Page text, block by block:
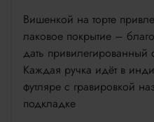
Вишенкой на торте
лаковое покрытие –
дать привилегированный
Каждая ручка идёт в
футляре с гравировкой
подкладке